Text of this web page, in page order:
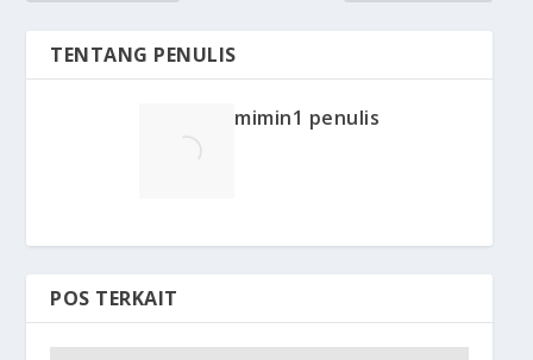
TENTANG PENULIS
mimin1 penulis
POS TERKAIT